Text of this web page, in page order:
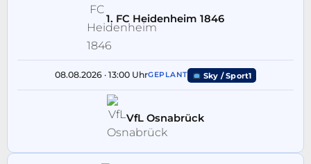
1. FC Heidenheim 1846
08.08.2026 · 13:00 UhrGEPLANT Sky / Sport1
VfL Osnabrück